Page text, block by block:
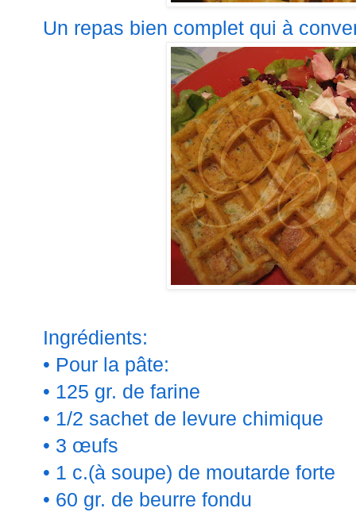
Un repas bien complet qui à
Ingrédients:
• Pour la pâte:
• 125 gr. de farine
• 1/2 sachet de levure chimique
• 3 œufs
• 1 c.(à soupe) de moutarde forte
• 60 gr. de beurre fondu